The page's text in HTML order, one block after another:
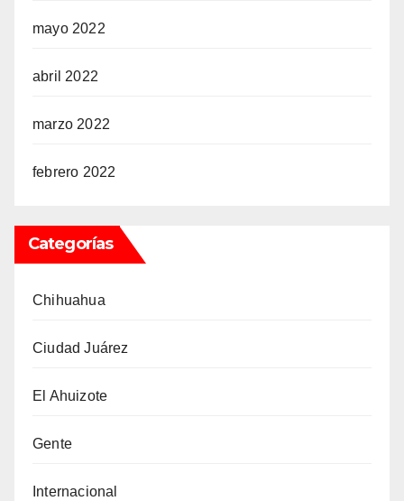
mayo 2022
abril 2022
marzo 2022
febrero 2022
Categorías
Chihuahua
Ciudad Juárez
El Ahuizote
Gente
Internacional